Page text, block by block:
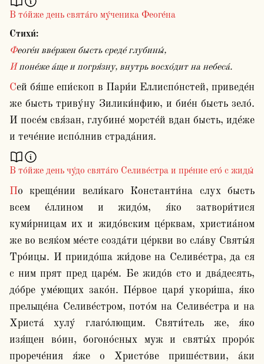
В то́йже день свята́го му́ченика Феоге́на
Стихи́:
Феоге́н вве́ржен бысть среде́ глубины́,
И поне́же а́ще и погря́зну, внутрь восхо́дит на небеса́.
Сей бя́ше епи́скоп в Пари́и Еллиспо́нстей, приведе́н
же бысть триву́ну Зилики́нфию, и бие́н бысть зело́.
И посе́м свя́зан, глубине́ морсте́й вдан бысть, иде́же
В то́йже день чу́до свята́го Селиве́стра и пре́ние его́ с жиды́
По креще́нии вели́каго Константи́на слух бысть
всем е́ллином и жидо́м, я́ко затвори́тися
куми́рницам их и жидо́вским це́рквам, христиа́ном
же во всяќом ме́сте созда́ти це́ркви во сла́ву Святы́я
Тро́ицы. И приидо́ша жи́дове на Селиве́стра, да ся
с ним прят пред царе́м. Бе жидо́в сто и два́десять,
до́бре уме́ющих зако́н. Пе́рвое царя́ укори́ша, я́ко
прельще́на Селиве́стром, пото́м на Селиве́стра и на
Христа́ хулу́ глаго́лющим. Святи́тель же, я́ко
изя́щен во́ин, богоно́сных муж и святы́х проро́к
прорече́ния я́же о Христо́ве прише́ствии, а́ки